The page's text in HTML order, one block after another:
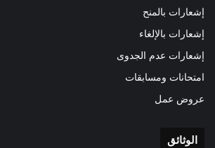
إشعارات بالمنح
إشعارات بالإلغاء
إشعارات عدم الجدوى
امتحانات ومسابقات
عروض عمل
الوثائق